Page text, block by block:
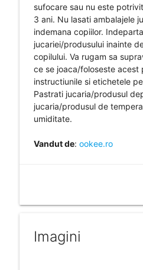
sufocare sau nu este
3 ani. Nu lasati ambalajele
indemana copiilor.
jucariei/produsului inainte
copilului. Va rugam sa
ce se joaca/foloseste acest
instructiunile si etichetele
Pastrati jucaria/produsul
jucaria/produsul de
umiditate.
Vandut de: ookee.ro
Imagini